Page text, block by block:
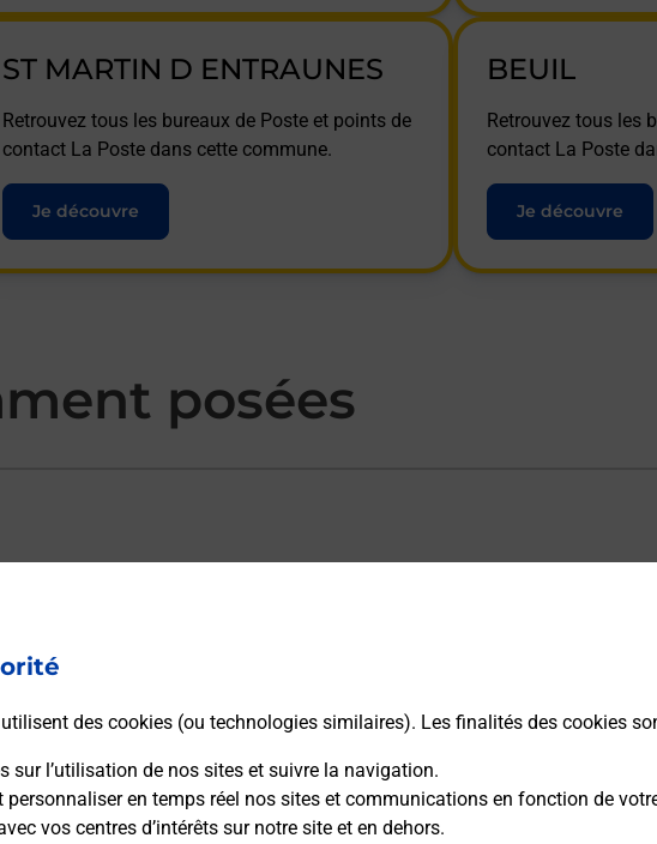
utilisent des cookies (ou technologies similaires). Les finalités des cookies
sur l’utilisation de nos sites et suivre la navigation.
personnaliser en temps réel nos sites et communications en fonction de
vos centres d’intérêts sur notre site et en dehors.
ST MARTIN D ENTRAUNES
Retrouvez tous les bureaux de Poste et points de
contact La Poste dans cette commune.
Je découvre
BEUIL
Retrouvez tous les
contact La Poste
Je découvre
posées
depuis un bureau de Poste ?
?
au quotidien ?